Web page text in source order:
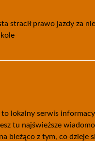
stracił prawo jazdy za
lokalny serwis
tu najświeższe
bieżąco z tym, co dzieje